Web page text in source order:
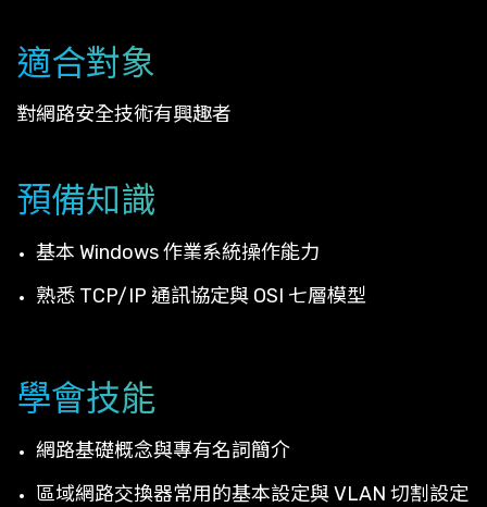
適合對象
對網路安全技術有興趣者
預備知識
基本 Windows 作業系統操作能力
熟悉 TCP/IP 通訊協定與 OSI 七層模型
學會技能
網路基礎概念與專有名詞簡介
區域網路交換器常用的基本設定與 VLAN 切割設定